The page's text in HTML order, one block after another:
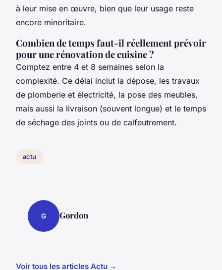
à leur mise en œuvre, bien que leur usage reste
encore minoritaire.
Combien de temps faut-il réellement prévoir
pour une rénovation de cuisine ?
Comptez entre 4 et 8 semaines selon la
complexité. Ce délai inclut la dépose, les travaux
de plomberie et électricité, la pose des meubles,
mais aussi la livraison (souvent longue) et le temps
de séchage des joints ou de calfeutrement.
actu
G Gordon
Voir tous les articles Actu →